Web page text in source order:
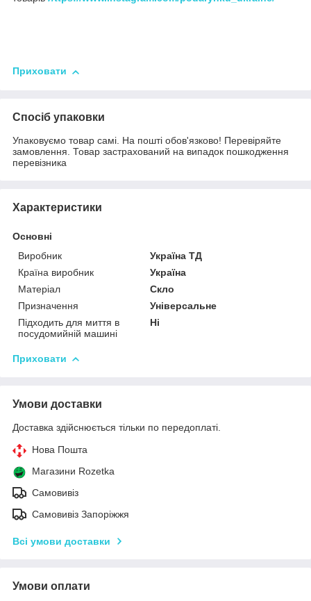
Приховати
Спосіб упаковки
Упаковуємо товар самі. На пошті обов'язково! Перевіряйте
замовлення. Товар застрахований на випадок пошкодження
перевізника
Характеристики
Основні
Виробник
Україна ТД
Країна виробник
Україна
Матеріал
Скло
Призначення
Універсальне
Підходить для миття в
посудомийній машині
Ні
Приховати
Умови доставки
Доставка здійснюється тільки по передоплаті.
Нова Пошта
Магазини Rozetka
Самовивіз
Самовивіз Запоріжжя
Всі умови доставки
Умови оплати